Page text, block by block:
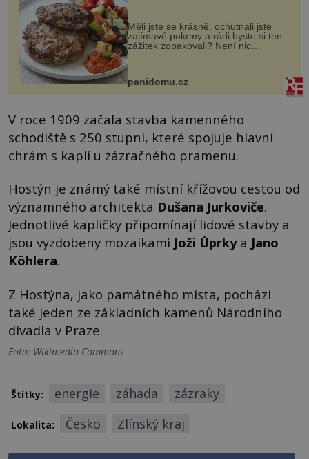
Měli jste se krásně, ochutnali jste
zajímavé pokrmy a rádi byste si ten
zážitek zopakovali? Není nic
snazšího. Pljeskavica (10 porcí)
Možná jste ji ochutnali na dovolené v
panidomu.cz
V roce 1909 začala stavba kamenného
schodiště s 250 stupni, které spojuje hlavní
chrám s kaplí u zázračného pramenu.
Hostýn je známý také místní křížovou cestou od
významného architekta Dušana Jurkoviče.
Jednotlivé kapličky připomínají lidové stavby a
jsou vyzdobeny mozaikami Joži Úprkya Jano
Köhlera.
Z Hostýna, jako památného místa, pochází
také jeden ze základních kamenů Národního
divadla v Praze.
Foto: Wikimedia Commons
Štítky: energie záhada zázraky
Lokalita: Česko Zlínský kraj